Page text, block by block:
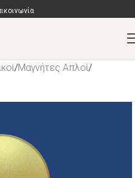
/Μαγνήτες Απλοί/